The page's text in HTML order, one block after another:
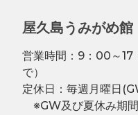
ま
す
屋久島うみがめ館
営業時間：9：00～17
で）
定休日：毎週月曜日
※GW及び夏休み期